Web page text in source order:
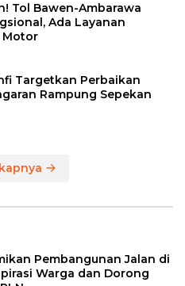
Tol Bawen-Ambarawa
Ada Layanan
Motor
Targetkan Perbaikan
Rampung Sepekan
Pembangunan Jalan di
Warga dan Dorong